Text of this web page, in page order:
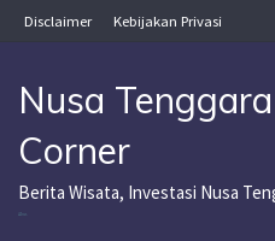
Skip
to
Disclaimer Kebijakan Privasi
Nusa
Corner
Berita Wisata, Investasi Nusa